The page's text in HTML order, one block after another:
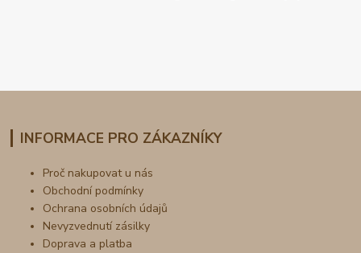
INFORMACE PRO ZÁKAZNÍKY
Proč nakupovat u nás
Obchodní podmínky
Ochrana osobních údajů
Nevyzvednutí zásilky
Doprava a platba